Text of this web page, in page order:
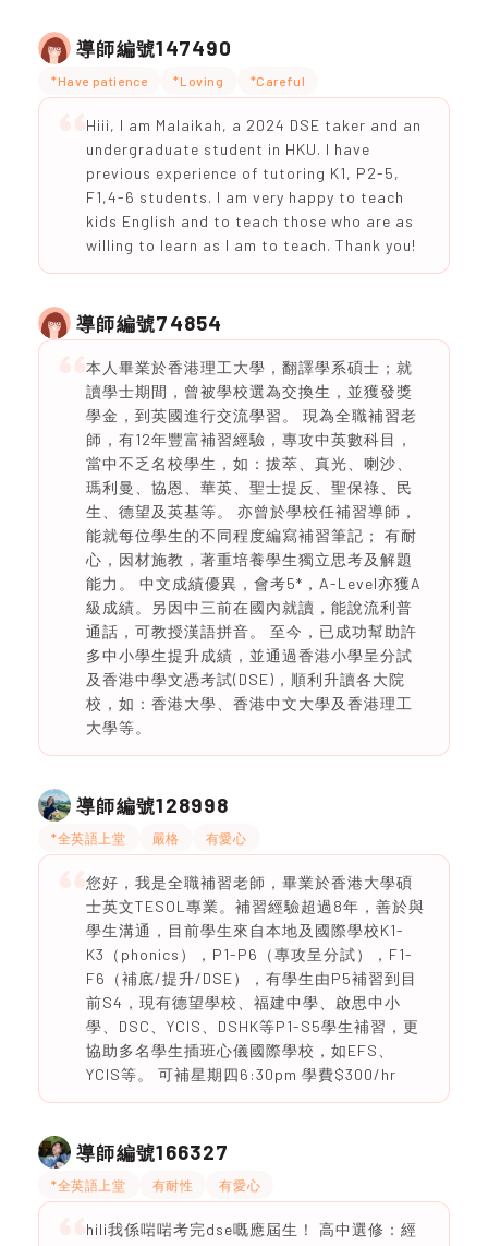
導師編號147490
*Have patience *Loving *Careful
Hiii, I am Malaikah, a 2024 DSE taker and an
undergraduate student in HKU. I have
previous experience of tutoring K1, P2-5,
F1,4-6 students. I am very happy to teach
kids English and to teach those who are as
willing to learn as I am to teach. Thank you!
導師編號74854
本人畢業於香港理工大學，翻譯學系碩士；就
讀學士期間，曾被學校選為交換生，並獲發獎
學金，到英國進行交流學習。 現為全職補習老
師，有12年豐富補習經驗，專攻中英數科目，
當中不乏名校學生，如：拔萃、真光、喇沙、
瑪利曼、協恩、華英、聖士提反、聖保祿、民
生、德望及英基等。 亦曾於學校任補習導師，
能就每位學生的不同程度編寫補習筆記； 有耐
心，因材施教，著重培養學生獨立思考及解題
能力。 中文成績優異，會考5*，A-Level亦獲A
級成績。另因中三前在國內就讀，能說流利普
通話，可教授漢語拼音。 至今，已成功幫助許
多中小學生提升成績，並通過香港小學呈分試
及香港中學文憑考試(DSE)，順利升讀各大院
校，如：香港大學、香港中文大學及香港理工
大學等。
導師編號128998
*全英語上堂 嚴格 有愛心
您好，我是全職補習老師，畢業於香港大學碩
士英文TESOL專業。補習經驗超過8年，善於與
學生溝通，目前學生來自本地及國際學校K1-
K3（phonics），P1-P6（專攻呈分試），F1-
F6（補底/提升/DSE），有學生由P5補習到目
前S4，現有德望學校、福建中學、啟思中小
學、DSC、YCIS、DSHK等P1-S5學生補習，更
協助多名學生插班心儀國際學校，如EFS、
YCIS等。 可補星期四6:30pm 學費$300/hr
導師編號166327
*全英語上堂 有耐性 有愛心
hili我係啱啱考完dse嘅應屆生！ 高中選修：經